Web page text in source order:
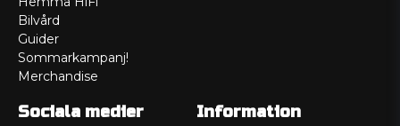
Bilvård
Guider
Sommarkampanj!
Merchandise
Sociala medier Information